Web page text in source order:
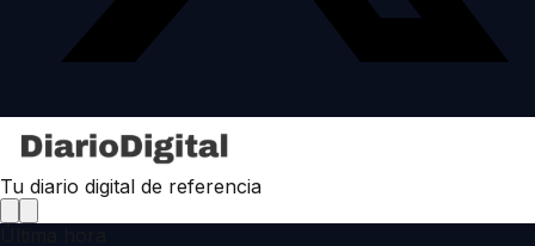
Tu diario digital de referencia